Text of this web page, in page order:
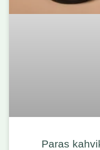
Paras